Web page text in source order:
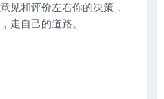
见和评价左右你的决策，
走自己的道路。